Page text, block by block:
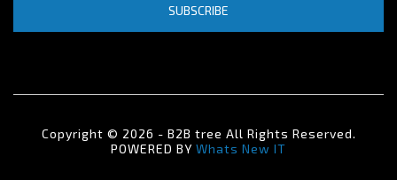
SUBSCRIBE
Copyright © 2026 - B2B tree All Rights Reserved.
POWERED BY Whats New IT